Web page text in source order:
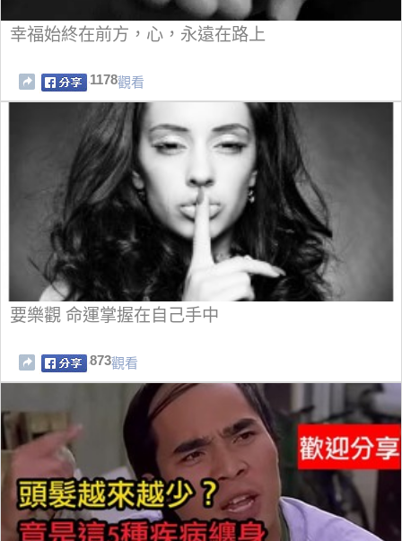
幸福始終在前方，心，永遠在路上
1178觀看
要樂觀 命運掌握在自己手中
873觀看